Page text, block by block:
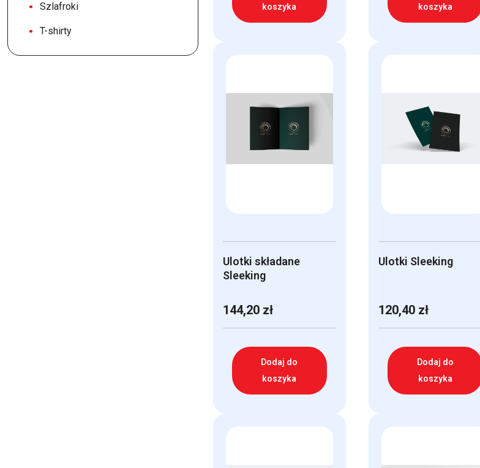
Szlafroki
T-shirty
koszyka
koszyka
Ulotki składane
Sleeking
144,20 zł
Dodaj do
koszyka
Ulotki Sleeking
120,40 zł
Dodaj do
koszyka